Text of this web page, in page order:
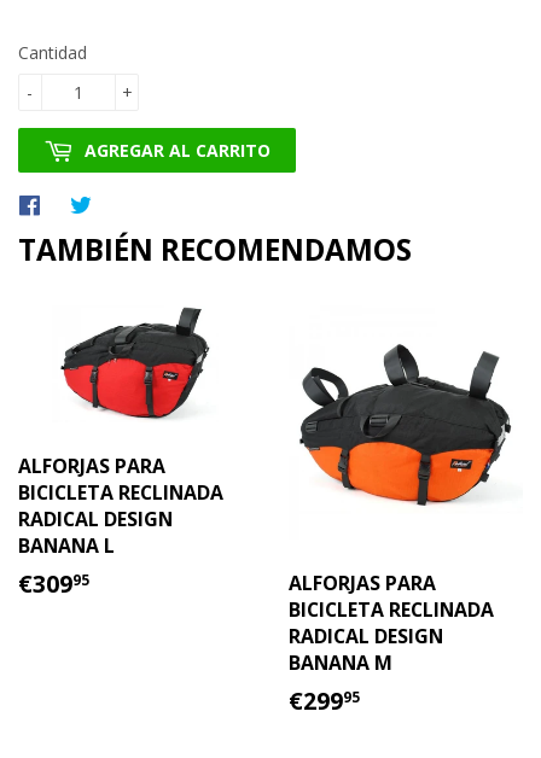
Cantidad
+
-
AGREGAR AL CARRITO
Compartir
Facebook
en
Twitter
TAMBIÉN RECOMENDAMOS
ALFORJAS PARA
BICICLETA RECLINADA
RADICAL DESIGN
BANANA L
PRECIO
€30995
ALFORJAS PARA
BICICLETA RECLINADA
RADICAL DESIGN
BANANA M
PRECIO
€29995